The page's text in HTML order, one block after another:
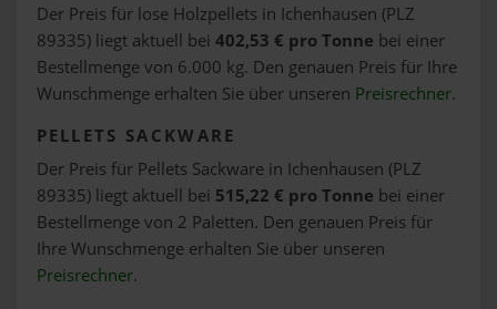
Der Preis für lose Holzpellets in Ichenhausen (PLZ
89335) liegt aktuell bei 402,53 € pro Tonne bei einer
Bestellmenge von 6.000 kg. Den genauen Preis für Ihre
Wunschmenge erhalten Sie über unseren Preisrechner.
PELLETS SACKWARE
Der Preis für Pellets Sackware in Ichenhausen (PLZ
89335) liegt aktuell bei 515,22 € pro Tonne bei einer
Bestellmenge von 2 Paletten. Den genauen Preis für
Ihre Wunschmenge erhalten Sie über unseren
Preisrechner.